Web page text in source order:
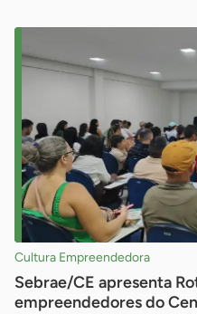
Cultura Empreendedora
Sebrae/CE apresenta
empreendedores do